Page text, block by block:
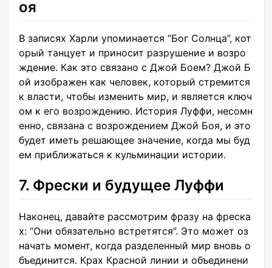
оя
В записях Харли упоминается “Бог Солнца”, кот
орый танцует и приносит разрушение и возро
ждение. Как это связано с Джой Боем? Джой Б
ой изображен как человек, который стремится
к власти, чтобы изменить мир, и является ключ
ом к его возрождению. История Луффи, несомн
енно, связана с возрождением Джой Боя, и это
будет иметь решающее значение, когда мы буд
ем приближаться к кульминации истории.
7. Фрески и будущее Луффи
Наконец, давайте рассмотрим фразу на фреска
х: “Они обязательно встретятся”. Это может оз
начать момент, когда разделенный мир вновь о
бъединится. Крах Красной линии и объединени